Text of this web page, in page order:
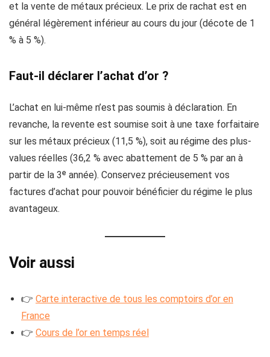
et la vente de métaux précieux. Le prix de rachat est en
général légèrement inférieur au cours du jour (décote de 1
% à 5 %).
Faut-il déclarer l’achat d’or ?
L’achat en lui-même n’est pas soumis à déclaration. En
revanche, la revente est soumise soit à une taxe forfaitaire
sur les métaux précieux (11,5 %), soit au régime des plus-
values réelles (36,2 % avec abattement de 5 % par an à
partir de la 3ᵉ année). Conservez précieusement vos
factures d’achat pour pouvoir bénéficier du régime le plus
avantageux.
Voir aussi
👉 Carte interactive de tous les comptoirs d’or en
France
👉 Cours de l’or en temps réel